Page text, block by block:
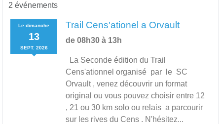
2 événements
Ledimanche
13
SEPT. 2026
Trail Cens'ationel a Orvault
de 08h30 à 13h
La Seconde édition du Trail
Cens'ationnel organisé par le SC
Orvault , venez découvrir un format
original ou vous pouvez choisir entre 12
, 21 ou 30 km solo ou relais a parcourir
sur les rives du Cens . N'hésitez...